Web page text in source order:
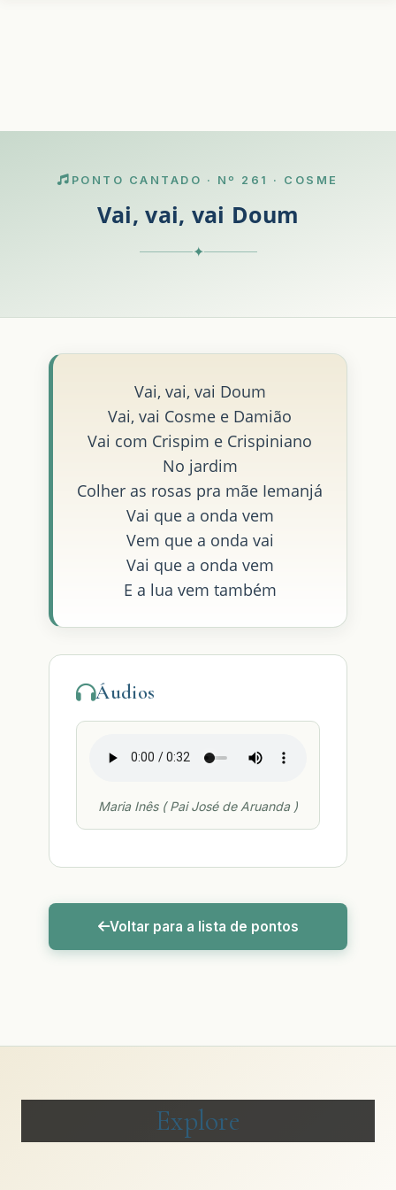
PONTO CANTADO · Nº 261 · COSME
Vai, vai, vai Doum
✦
Vai, vai, vai Doum
Vai, vai Cosme e Damião
Vai com Crispim e Crispiniano
No jardim
Colher as rosas pra mãe Iemanjá
Vai que a onda vem
Vem que a onda vai
Vai que a onda vem
E a lua vem também
Áudios
Maria Inês ( Pai José de Aruanda )
Voltar para a lista de pontos
Explore